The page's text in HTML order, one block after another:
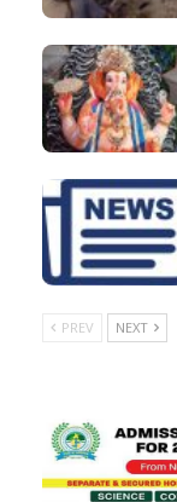
PREV NEXT